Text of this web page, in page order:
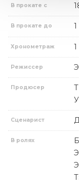
В прокате с
В прокате до
Хронометраж
Режиссер
Продюсер
Сценарист
В ролях